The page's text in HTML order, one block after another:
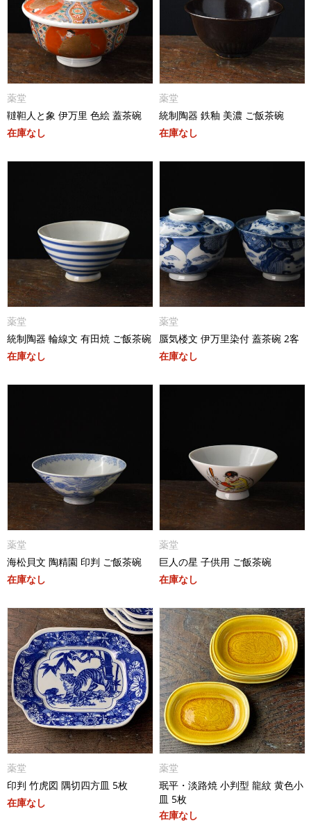
薬堂
韃靼人と象 伊万里 色絵 蓋茶碗
在庫なし
薬堂
統制陶器 鉄釉 美濃 ご飯茶碗
在庫なし
薬堂
統制陶器 輪線文 有田焼 ご飯茶碗
在庫なし
薬堂
蜃気楼文 伊万里染付 蓋茶碗 2客
在庫なし
薬堂
海松貝文 陶精園 印判 ご飯茶碗
在庫なし
薬堂
巨人の星 子供用 ご飯茶碗
在庫なし
薬堂
印判 竹虎図 隅切四方皿 5枚
在庫なし
薬堂
珉平・淡路焼 小判型 龍紋 黄色小
皿 5枚
在庫なし